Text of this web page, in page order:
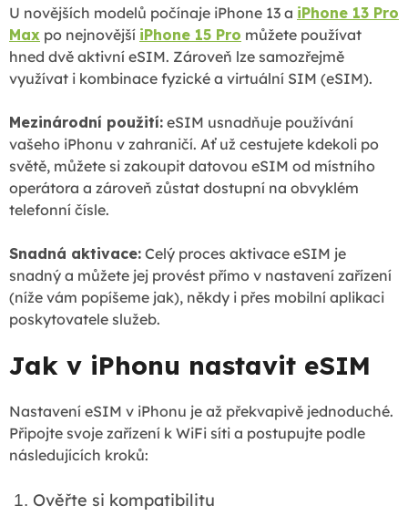
U novějších modelů počínaje iPhone 13 a iPhone 13 Pro
Max po nejnovější iPhone 15 Pro můžete používat
hned dvě aktivní eSIM. Zároveň lze samozřejmě
využívat i kombinace fyzické a virtuální SIM (eSIM).
Mezinárodní použití: eSIM usnadňuje používání
vašeho iPhonu v zahraničí. Ať už cestujete kdekoli po
světě, můžete si zakoupit datovou eSIM od místního
operátora a zároveň zůstat dostupní na obvyklém
telefonní čísle.
Snadná aktivace: Celý proces aktivace eSIM je
snadný a můžete jej provést přímo v nastavení zařízení
(níže vám popíšeme jak), někdy i přes mobilní aplikaci
poskytovatele služeb.
Jak v iPhonu nastavit eSIM
Nastavení eSIM v iPhonu je až překvapivě jednoduché.
Připojte svoje zařízení k WiFi síti a postupujte podle
následujících kroků:
1. Ověřte si kompatibilitu